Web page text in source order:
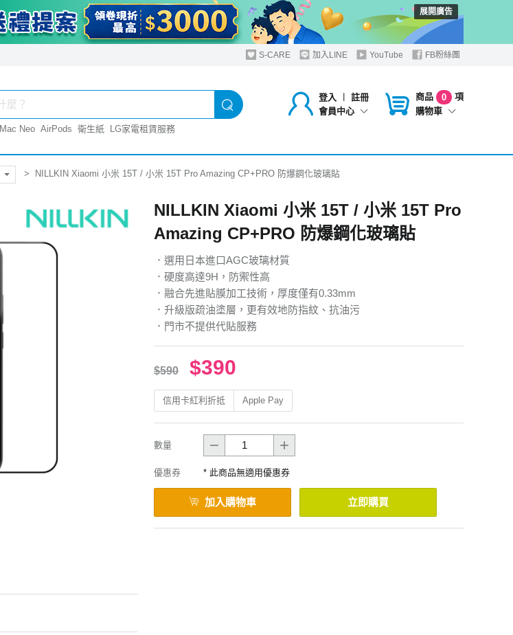
展開廣告
S-CARE 加入LINE YouTube FB粉絲團
登入 ︱
註冊
會員中心
商品 0
項
購物車
Mac Neo AirPods 衛生紙 LG家電租賃服務
NILLKIN Xiaomi 小米 15T / 小米 15T Pro Amazing CP+PRO 防爆鋼化玻璃貼
NILLKIN Xiaomi 小米 15T / 小米 15T Pro
Amazing CP+PRO 防爆鋼化玻璃貼
．選用日本進口AGC玻璃材質
．硬度高達9H，防禦性高
．融合先進貼膜加工技術，厚度僅有0.33mm
．升級版疏油塗層，更有效地防指紋、抗油污
．門市不提供代貼服務
$590 $390
信用卡紅利折抵 Apple Pay
數量
優惠券 * 此商品無適用優惠券
加入購物車 立即購買